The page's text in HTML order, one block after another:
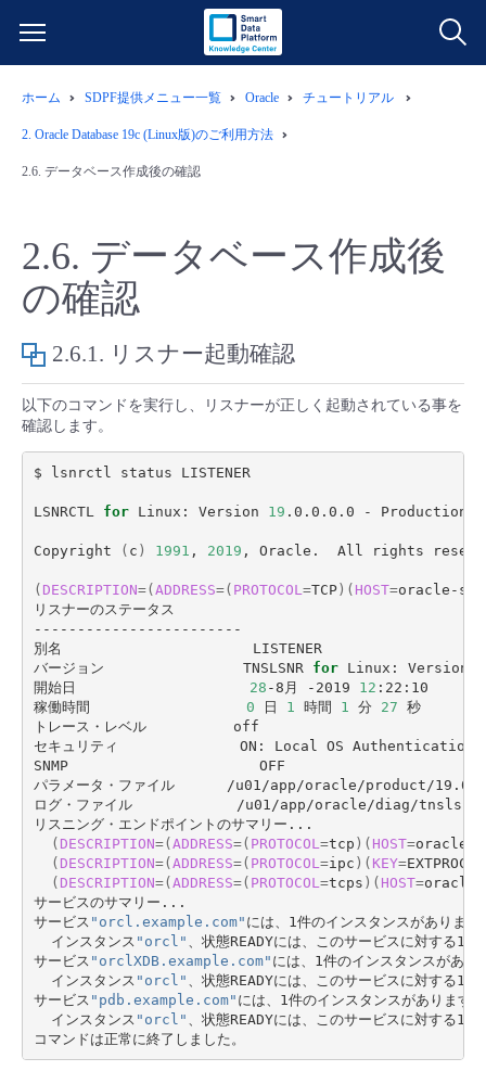
サービス一覧
データ利活用
ネットワーク
IoT
モニタリング/監査
サポート
管理機能
すべてのメニューを見る
よくある質問
クラウド/サーバー
ネットワーク
IoT
モニタリング/監査
サポート
管理機能
すべてのメニューを見る
料金シミュレーター
データ利活用
クラウド/サーバー
ネットワーク
IoT
モニタリング/監査
サポート
すべてのメニューを見る
ご利用開始ガイド
■ 管理機能
- 管理機能
- 新規お申し込み方法
- 初期設定・確認
- ユーザー機能の管理
- 登録情報の管理
- APIリファレンス
■ 基本構築ガイド
- クラウド / サーバー
- Flexible InterConnect
- Flexible Remote Access
ユースケース
- バックアップ
- セキュリティ・監査
- IoT
- マルチクラウド利用
- リモートワーク
- ITインフラストラクチャー
- その他
故障/メンテナンス情報
サービス稼働状況
故障/メンテナンス履歴
メンテナンス予定
定期メンテナンス
販売パートナー向けプログラム
トレーニング/操作動画
脱炭素化
ホーム SDPF提供メニュー一覧 Oracle チュートリアル
2. Oracle Database 19c (Linux版)のご利用方法
2.6. データベース作成後の確認
2.6. データベース作成後
の確認
2.6.1. リスナー起動確認
以下のコマンドを実行し、リスナーが正しく起動されている事を
確認します。
$ lsnrctl status LISTENER
LSNRCTL for Linux: Version 19 .0.0.0.0 - Production
Copyright ( c ) 1991 , 2019 , Oracle.  All rights
( DESCRIPTION=( ADDRESS=( PROTOCOL =TCP)( HOST=oracle-
リスナーのステータス
------------------------
別名                      LISTENER
バージョン                TNSLSNR for Linux: Version
開始日 28 -8月 -2019 12 :22:10
稼働時間 0 日 1 時間 1 分 27 秒
トレース・レベル          off
セキュリティ              ON: Local OS Authentication
SNMP                      OFF
パラメータ・ファイル      /u01/app/oracle/product/
ログ・ファイル            /u01/app/oracle/diag/
リスニング・エンドポイントのサマリー...
( DESCRIPTION=( ADDRESS=( PROTOCOL =tcp )( HOST=oracle-
( DESCRIPTION=( ADDRESS=( PROTOCOL =ipc )( KEY=
( DESCRIPTION=( ADDRESS=( PROTOCOL =tcps )( HOST=oracle-
サービスのサマリー...
サービス "orcl.example.com" には、1件のインスタンスがあります
  インスタンス
"orcl" 、状態READYには、このサービスに対する1
サービス "orclXDB.example.com" には、1件のインスタンスがあり
  インスタンス
"orcl" 、状態READYには、このサービスに対する1
サービス "pdb.example.com" には、1件のインスタンスがあります。
  インスタンス
"orcl" 、状態READYには、このサービスに対する1